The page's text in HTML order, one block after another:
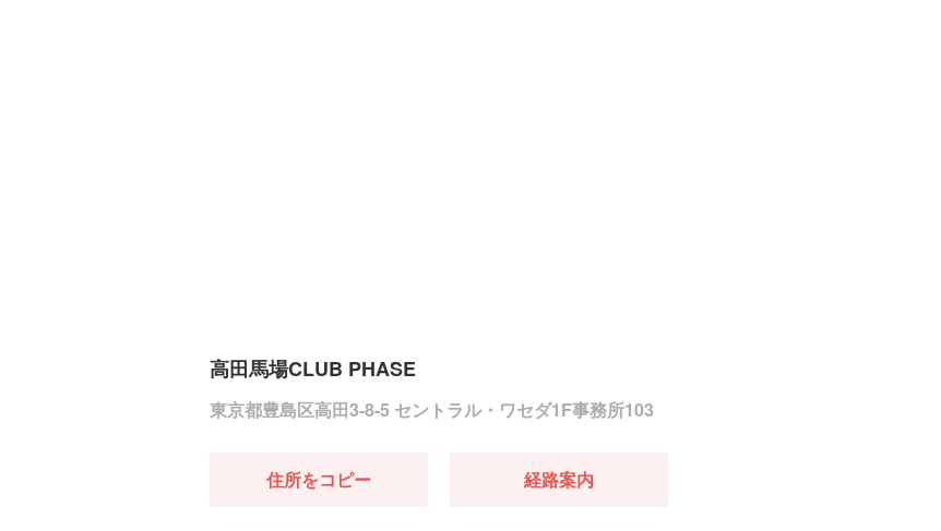
高田馬場CLUB PHASE
東京都豊島区高田3-8-5 セントラル・ワセダ1F事務所103
住所をコピー 経路案内